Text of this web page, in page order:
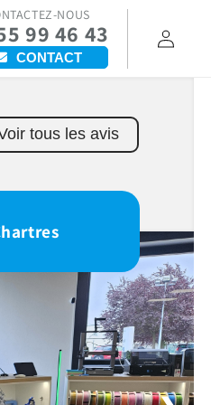
NOUS
99 46 43
CONTACT
Connexion
tous les avis